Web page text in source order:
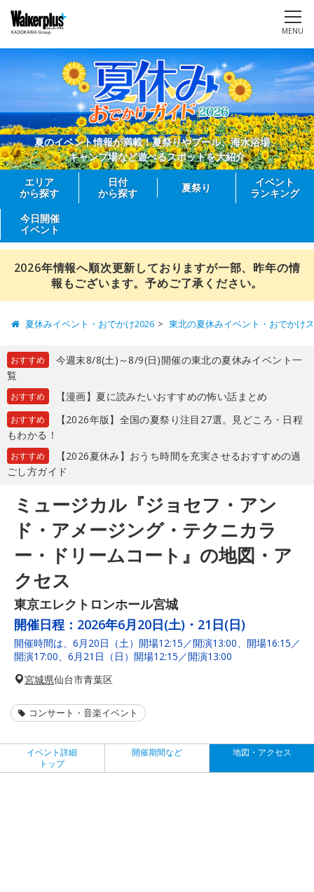
MENU
夏のイベント情報が満載！夏祭りやプール、海水浴場、
キャンプ場など遊べるスポットを大紹介
エリア
から探す
日付
から探す
夏祭り
イベント
ランキング
今日開催
イベント
2026年情報へ順次更新しておりますが一部、昨年の情
報もございます。予めご了承ください。
夏休みイベント・おでかけ2026 東北の夏休みイベント・おでかけ
おすすめ
今週末8/8(土)～8/9(日)開催の東北の夏休みイベント一
覧
おすすめ 【漫画】夏に読みたいおすすめの怖い話まとめ
おすすめ
【2026年版】全国の夏祭り注目27選。見どころ・日程
もわかる！
おすすめ
【2026夏休み】おうち時間を充実させるおすすめの過
ごし方ガイド
ミュージカル『ジョセフ・アン
ド・アメージング・テクニカラ
ー・ドリームコート』の地図・ア
クセス
東京エレクトロンホール宮城
開催日程： 2026年6月20日(土)・21日(日)
開催時間は、6月20日（土）開場12:15／開演13:00、開場16:15／
開演17:00、6月21日（日）開場12:15／開演13:00
宮城県仙台市青葉区
コンサート・音楽イベント
イベント詳細
トップ
開催期間など 地図・アクセス